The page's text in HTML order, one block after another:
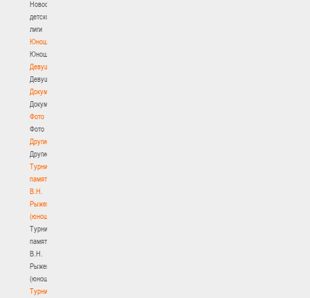
Новости
детской
лиги
Юноши
Юноши
Девушки
Девушки
Документы
Документы
Фото
Фото
Другие
Другие
Турнир
памяти
В.Н.
Рыженкова
(юноши)
Турнир
памяти
В.Н.
Рыженкова
(юноши)
Турнир